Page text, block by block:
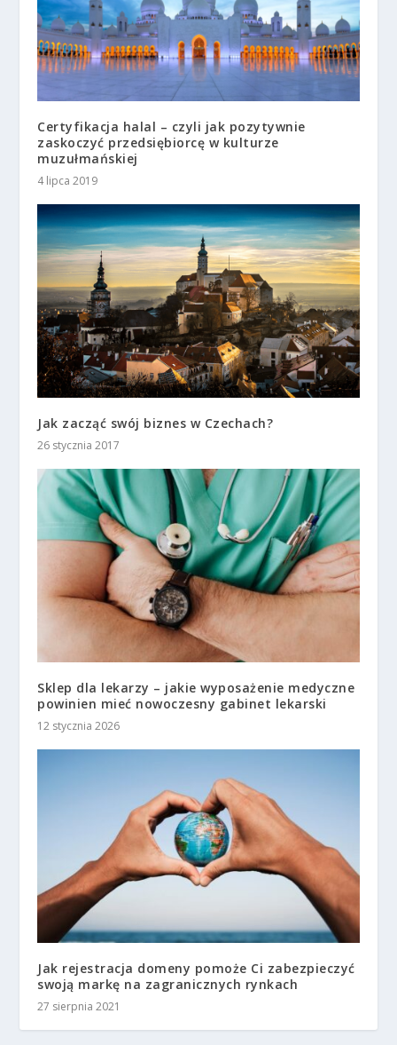
Certyfikacja halal – czyli jak pozytywnie
zaskoczyć przedsiębiorcę w kulturze
muzułmańskiej
4 lipca 2019
Jak zacząć swój biznes w Czechach?
26 stycznia 2017
Sklep dla lekarzy – jakie wyposażenie medyczne
powinien mieć nowoczesny gabinet lekarski
12 stycznia 2026
Jak rejestracja domeny pomoże Ci zabezpieczyć
swoją markę na zagranicznych rynkach
27 sierpnia 2021